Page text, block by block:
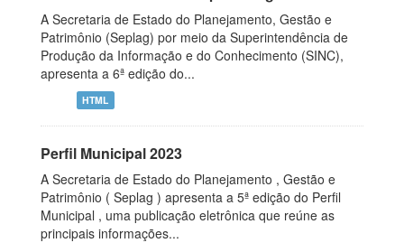
A Secretaria de Estado do Planejamento, Gestão e
Patrimônio (Seplag) por meio da Superintendência de
Produção da Informação e do Conhecimento (SINC),
apresenta a 6ª edição do...
HTML
Perfil Municipal 2023
A Secretaria de Estado do Planejamento , Gestão e
Patrimônio ( Seplag ) apresenta a 5ª edição do Perfil
Municipal , uma publicação eletrônica que reúne as
principais informações...